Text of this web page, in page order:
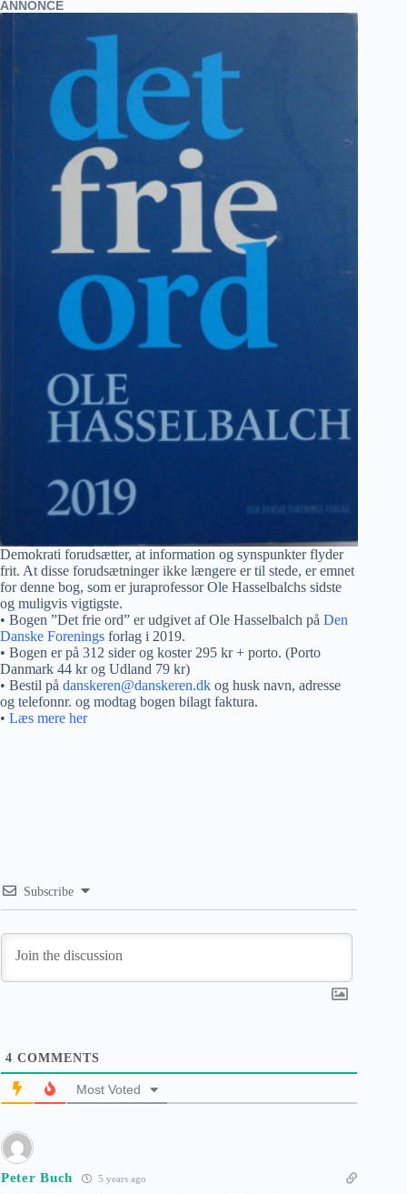
ANNONCE
Demokrati forudsætter, at information og synspunkter flyder
frit. At disse forudsætninger ikke længere er til stede, er emnet
for denne bog, som er juraprofessor Ole Hasselbalchs sidste
og muligvis vigtigste.
• Bogen ”Det frie ord” er udgivet af Ole Hasselbalch på Den
Danske Forenings forlag i 2019.
• Bogen er på 312 sider og koster 295 kr + porto. (Porto
Danmark 44 kr og Udland 79 kr)
• Bestil på danskeren@danskeren.dk og husk navn, adresse
og telefonnr. og modtag bogen bilagt faktura.
• Læs mere her
Subscribe
4 COMMENTS
Most Voted
Peter Buch 5 years ago